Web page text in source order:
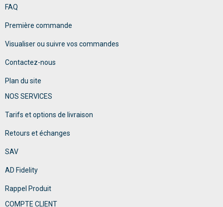
FAQ
Première commande
Visualiser ou suivre vos commandes
Contactez-nous
Plan du site
NOS SERVICES
Tarifs et options de livraison
Retours et échanges
SAV
AD Fidelity
Rappel Produit
COMPTE CLIENT